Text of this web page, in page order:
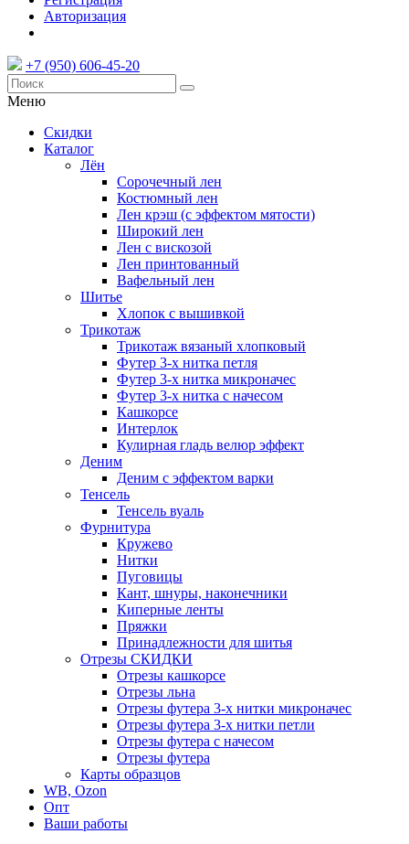
Авторизация
+7 (950) 606-45-20
Меню
Скидки
Каталог
Лён
Сорочечный лен
Костюмный лен
Лен крэш (с эффектом мятости)
Широкий лен
Лен с вискозой
Лен принтованный
Вафельный лен
Шитье
Хлопок с вышивкой
Трикотаж
Трикотаж вязаный хлопковый
Футер 3-х нитка петля
Футер 3-х нитка микроначес
Футер 3-х нитка с начесом
Кашкорсе
Интерлок
Кулирная гладь велюр эффект
Деним
Деним с эффектом варки
Тенсель
Тенсель вуаль
Фурнитура
Кружево
Нитки
Пуговицы
Кант, шнуры, наконечники
Киперные ленты
Пряжки
Принадлежности для шитья
Отрезы СКИДКИ
Отрезы кашкорсе
Отрезы льна
Отрезы футера 3-х нитки микроначес
Отрезы футера 3-х нитки петли
Отрезы футера с начесом
Отрезы футера
Карты образцов
WB, Ozon
Опт
Ваши работы